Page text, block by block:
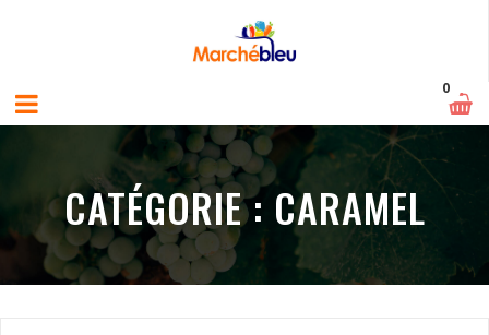
0
CATÉGORIE : CARAMEL